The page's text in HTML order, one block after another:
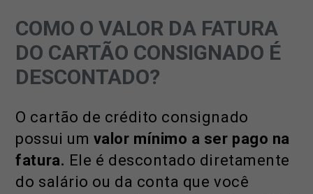
COMO O VALOR DA FATURA
DO CARTÃO CONSIGNADO É
DESCONTADO?
O cartão de crédito consignado
possui um valor mínimo a ser pago na
fatura. Ele é descontado diretamente
do salário ou da conta que você